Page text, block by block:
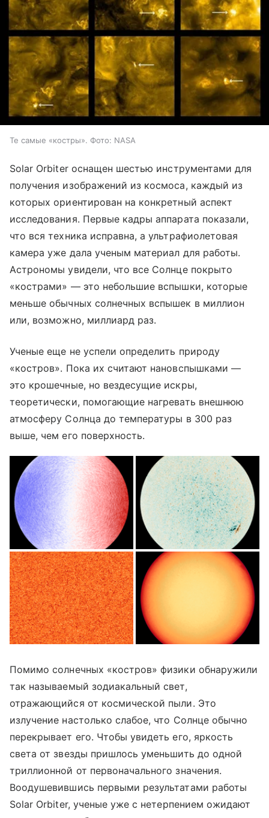
Те самые «костры». Фото: NASA
Solar Orbiter оснащен шестью инструментами для
получения изображений из космоса, каждый из
которых ориентирован на конкретный аспект
исследования. Первые кадры аппарата показали,
что вся техника исправна, а ультрафиолетовая
камера уже дала ученым материал для работы.
Астрономы увидели, что все Солнце покрыто
«кострами» — это небольшие вспышки, которые
меньше обычных солнечных вспышек в миллион
или, возможно, миллиард раз.
Ученые еще не успели определить природу
«костров». Пока их считают нановспышками —
это крошечные, но вездесущие искры,
теоретически, помогающие нагревать внешнюю
атмосферу Солнца до температуры в 300 раз
выше, чем его поверхность.
Помимо солнечных «костров» физики обнаружили
так называемый зодиакальный свет,
отражающийся от космической пыли. Это
излучение настолько слабое, что Солнце обычно
перекрывает его. Чтобы увидеть его, яркость
света от звезды пришлось уменьшить до одной
триллионной от первоначального значения.
Воодушевившись первыми результатами работы
Solar Orbiter, ученые уже с нетерпением ожидают